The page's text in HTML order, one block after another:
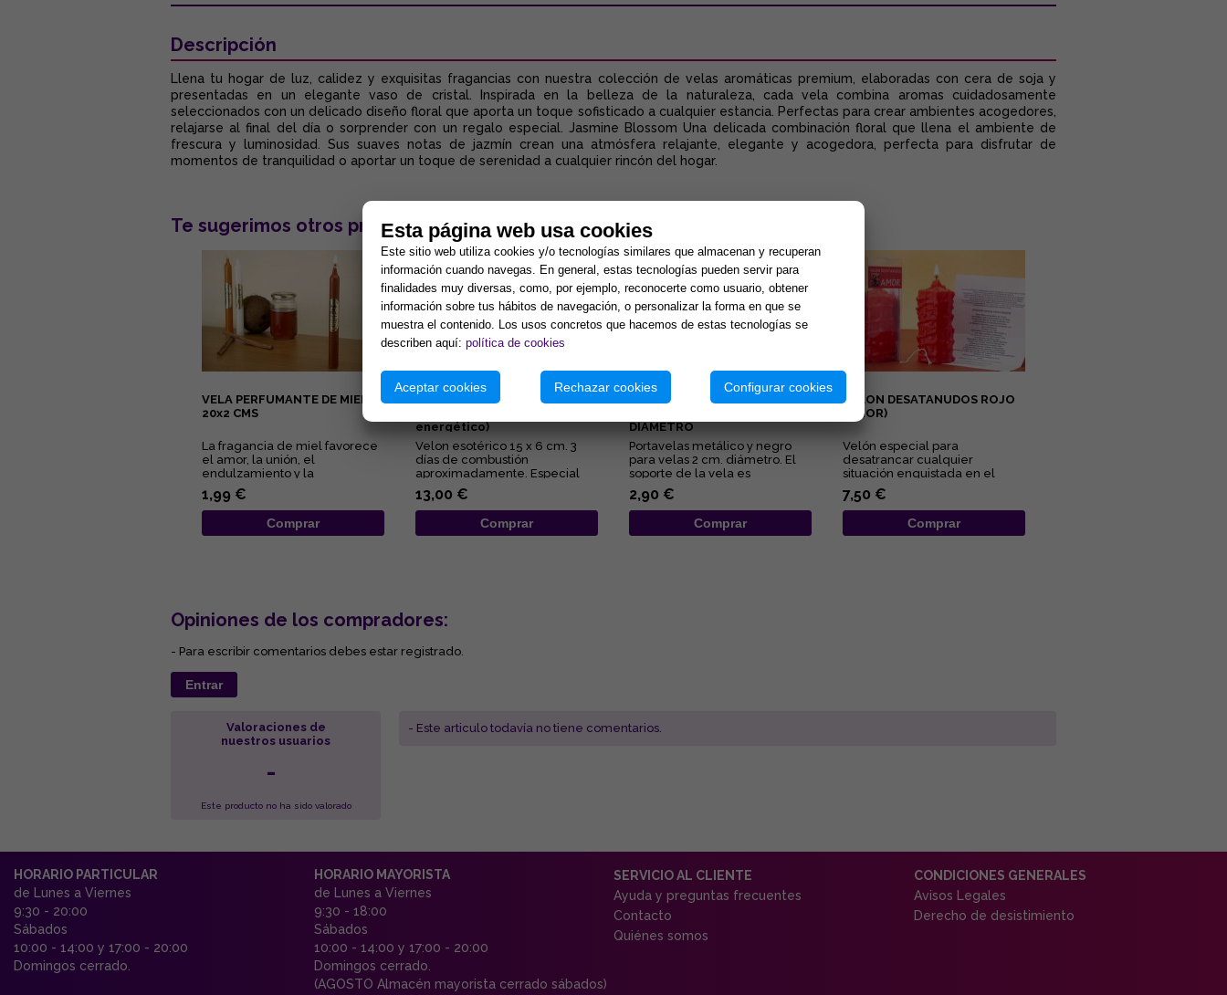
Descripción
Llena tu hogar de luz, calidez y exquisitas fragancias con nuestra colección de velas aromáticas premium, elaboradas con cera de soja y
presentadas en un elegante vaso de cristal. Inspirada en la belleza de la naturaleza, cada vela combina aromas cuidadosamente
seleccionados con un delicado diseño floral que aporta un toque sofisticado a cualquier estancia. Perfectas para crear ambientes acogedores,
relajarse al final del día o sorprender con un regalo especial. Jasmine Blossom Una delicada combinación floral que llena el ambiente de
frescura y luminosidad. Sus suaves notas de jazmín crean una atmósfera relajante, elegante y acogedora, perfecta para disfrutar de
momentos de tranquilidad o aportar un toque de serenidad a cualquier rincón del hogar.
Te sugerimos otros productos:
VELA PERFUMANTE DE MIEL,
20x2 CMS
La fragancia de miel favorece
el amor, la unión, el
endulzamiento y la
comunicación....
1,99 €
Comprar
VELON DE LOS 7 CHAKRAS
energético)
Velon esotérico 15 x 6 cm. 3
días de combustión
aproximadamente. Especial
para equilibrio interno y
activación...
13,00 €
Comprar
PORTAVELAS METÁLICO Y
DIAMETRO
Portavelas metálico y negro
para velas 2 cm. diámetro. El
soporte de la vela es
representativo del
conocimient...
2,90 €
Comprar
VELON DESATANUDOS ROJO
(AMOR)
Velón especial para
desatrancar cualquier
situación enquistada en el
ámbito amoroso y sexual....
7,50 €
Comprar
Opiniones de los compradores:
- Para escribir comentarios debes estar registrado.
Entrar
Valoraciones de
nuestros usuarios
-
Este producto no ha sido valorado
- Este articulo todavía no tiene comentarios.
HORARIO PARTICULAR
de Lunes a Viernes
9:30 - 20:00
Sábados
10:00 - 14:00 y 17:00 - 20:00
Domingos cerrado.
HORARIO MAYORISTA
de Lunes a Viernes
9:30 - 18:00
Sábados
10:00 - 14:00 y 17:00 - 20:00
Domingos cerrado.
(AGOSTO Almacén mayorista cerrado sábados)
SERVICIO AL CLIENTE
Ayuda y preguntas frecuentes
Contacto
Quiénes somos
CONDICIONES GENERALES
Avisos Legales
Derecho de desistimiento
Esta página web usa cookies
Este sitio web utiliza cookies y/o tecnologías similares que almacenan y recuperan
información cuando navegas. En general, estas tecnologías pueden servir para
finalidades muy diversas, como, por ejemplo, reconocerte como usuario, obtener
información sobre tus hábitos de navegación, o personalizar la forma en que se
muestra el contenido. Los usos concretos que hacemos de estas tecnologías se
describen aquí: política de cookies
Aceptar cookies Rechazar cookies Configurar cookies